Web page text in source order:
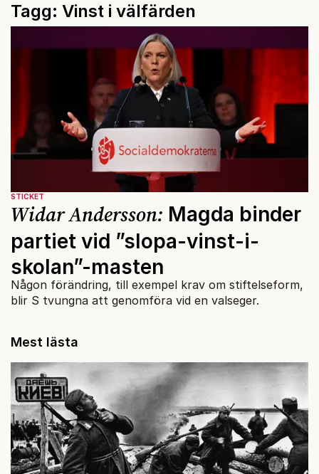
Tagg: Vinst i välfärden
STICKET
Widar Andersson: Magda binder
partiet vid ”slopa-vinst-i-
skolan”-masten
Någon förändring, till exempel krav om stiftelseform,
blir S tvungna att genomföra vid en valseger.
Mest lästa